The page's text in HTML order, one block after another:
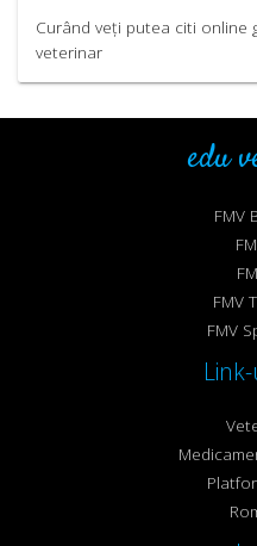
Curând veți putea citi online
veterinar
edu
FMV
FMV
FMV